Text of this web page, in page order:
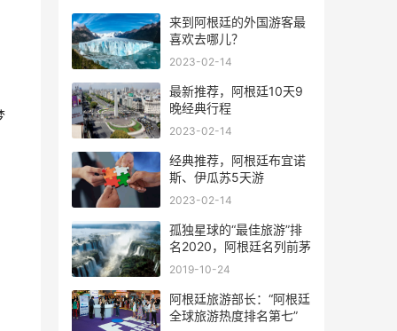
来到阿根廷的外国游客最
喜欢去哪儿？
2023-02-14
最新推荐，阿根廷10天9
晚经典行程
2023-02-14
经典推荐，阿根廷布宜诺
斯、伊瓜苏5天游
2023-02-14
孤独星球的“最佳旅游”排
名2020，阿根廷名列前茅
2019-10-24
阿根廷旅游部长：“阿根廷
全球旅游热度排名第七”